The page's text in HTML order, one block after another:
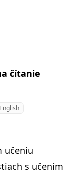
čítanie
učeniu
s učením